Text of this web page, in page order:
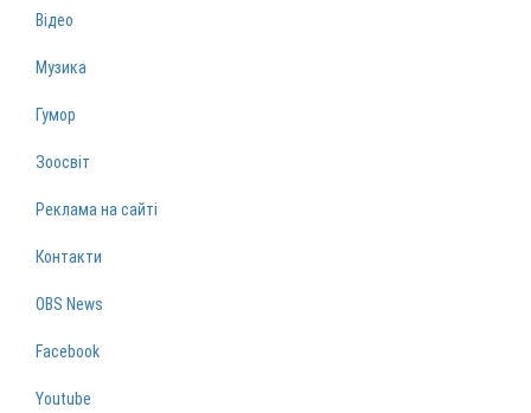
Відео
Музика
Гумор
Зоосвіт
Реклама на сайті
Контакти
OBS News
Facebook
Youtube